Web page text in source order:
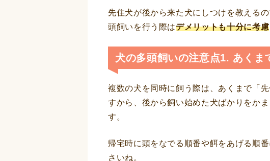
先住犬が後から来た犬にしつけを教える
頭飼いを行う際はデメリットも十分に考慮
犬の多頭飼いの注意点1. あくま
複数の犬を同時に飼う際は、あくまで「
すから、後から飼い始めた犬ばかりをか
す。
帰宅時に頭をなでる順番や餌をあげる順
さいね。